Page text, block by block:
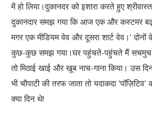
में हो लिया।दुकानदर को इशारा करते हुए
दुकानदार समझ गया कि आज एक और कस्टमर बढ़
मगर एक मीडियम वेव और दूसरा शार्ट वेव।' दोनों
कुछ-कुछ समझ गया।घर पहुंचते-पहुंचते मैं सचमुच
तो मिठाई खाई और खूब नाच-गाना किया। उस
भी चौपाटी की तरफ जाता तो यदाकदा
क्या दिन थे!